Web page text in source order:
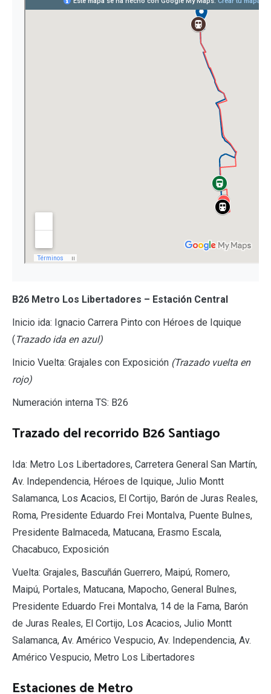
B26 Metro Los Libertadores – Estación Central
Inicio ida: Ignacio Carrera Pinto con Héroes de Iquique
( Trazado ida en azul)
Inicio Vuelta: Grajales con Exposición (Trazado vuelta en
rojo)
Numeración interna TS: B26
Trazado del recorrido B26 Santiago
Ida: Metro Los Libertadores, Carretera General San Martín,
Av. Independencia, Héroes de Iquique, Julio Montt
Salamanca, Los Acacios, El Cortijo, Barón de Juras Reales,
Roma, Presidente Eduardo Frei Montalva, Puente Bulnes,
Presidente Balmaceda, Matucana, Erasmo Escala,
Chacabuco, Exposición
Vuelta: Grajales, Bascuñán Guerrero, Maipú, Romero,
Maipú, Portales, Matucana, Mapocho, General Bulnes,
Presidente Eduardo Frei Montalva, 14 de la Fama, Barón
de Juras Reales, El Cortijo, Los Acacios, Julio Montt
Salamanca, Av. Américo Vespucio, Av. Independencia, Av.
Américo Vespucio, Metro Los Libertadores
Estaciones de Metro